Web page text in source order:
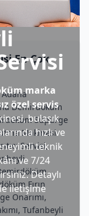
marka
özel servis
bulaşık
hızlı ve
teknik
ve 7/24
Detaylı
iletişime
En Çok
Adana
Demirdöküm
Süpürge
Makinesi
Servisi,
Fırın
Onarımı,
Tufanbeyli